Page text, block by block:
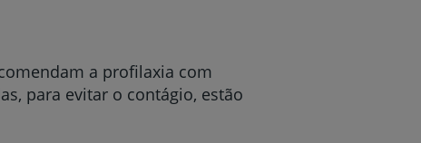
a profilaxia com
para evitar o contágio, estão